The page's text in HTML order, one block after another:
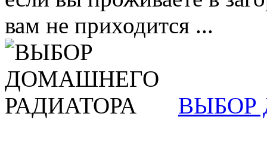
вам не приходится ...
ВЫБОР